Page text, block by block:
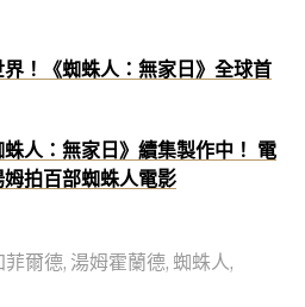
！《蜘蛛人：無家日》全球首
人：無家日》續集製作中！ 電
拍百部蜘蛛人電影
菲爾德, 湯姆霍蘭德, 蜘蛛人,